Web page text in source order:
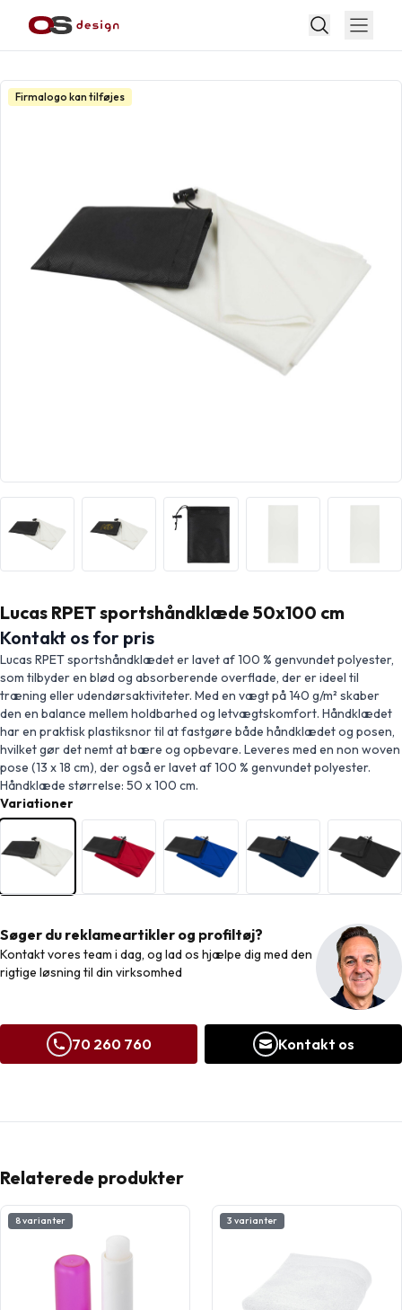
Firmalogo kan tilføjes
Lucas RPET sportshåndklæde 50x100 cm
Kontakt os for pris
Lucas RPET sportshåndklædet er lavet af 100 % genvundet polyester,
som tilbyder en blød og absorberende overflade, der er ideel til
træning eller udendørsaktiviteter. Med en vægt på 140 g/m² skaber
den en balance mellem holdbarhed og letvægtskomfort. Håndklædet
har en praktisk plastiksnor til at fastgøre både håndklædet og posen,
hvilket gør det nemt at bære og opbevare. Leveres med en non woven
pose (13 x 18 cm), der også er lavet af 100 % genvundet polyester.
Håndklæde størrelse: 50 x 100 cm.
Variationer
Søger du reklameartikler og profiltøj?
Kontakt vores team i dag, og lad os hjælpe dig med den
rigtige løsning til din virksomhed
70 260 760 Kontakt os
Relaterede produkter
8 varianter 3 varianter